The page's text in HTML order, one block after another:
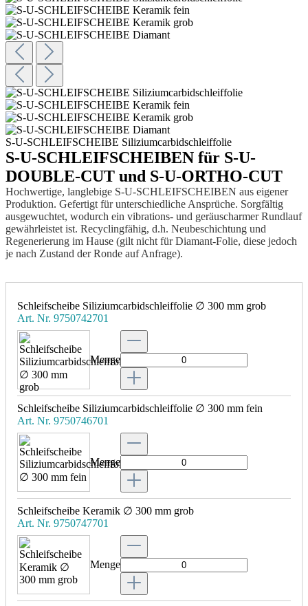
S-U-SCHLEIFSCHEIBE Siliziumcarbidschleiffolie
S-U-SCHLEIFSCHEIBEN für S-U-
DOUBLE-CUT und S-U-ORTHO-CUT
Hochwertige, langlebige S-U-SCHLEIF­SCHEIBEN aus eigener
Produktion. Gefertigt für unterschied­liche Ansprüche. Sorgfältig
ausgewuchtet, wodurch ein vibrations- und geräuscharmer Rundlauf
gewährleistet ist. Recycling­fähig, d.h. Neubeschichtung und
Regenerierung im Hause (gilt nicht für Diamant-Folie, diese jedoch
je nach Zustand der Ronde auf Anfrage).
Schleifscheibe Siliziumcarbidschleiffolie ∅ 300 mm grob
Art. Nr. 9750742701
Menge
Schleifscheibe Siliziumcarbidschleiffolie ∅ 300 mm fein
Art. Nr. 9750746701
Menge
Schleifscheibe Keramik ∅ 300 mm grob
Art. Nr. 9750747701
Menge